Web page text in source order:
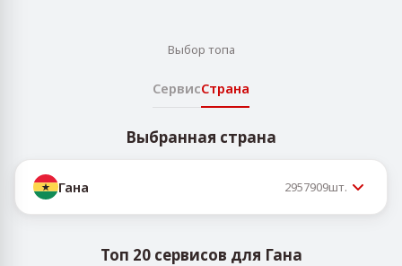
Выбор топа
СервисСтрана
Выбранная страна
Гана 2957909шт.
Топ 20 сервисов для Гана